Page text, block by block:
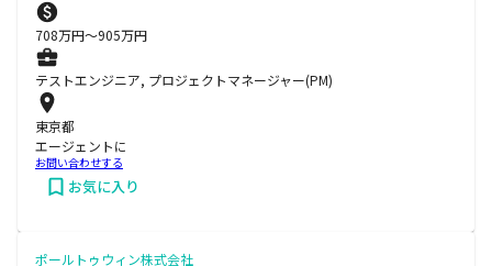
708万円〜905万円
テストエンジニア, プロジェクトマネージャー(PM)
東京都
エージェントに
お問い合わせする
お気に入り
ポールトゥウィン株式会社